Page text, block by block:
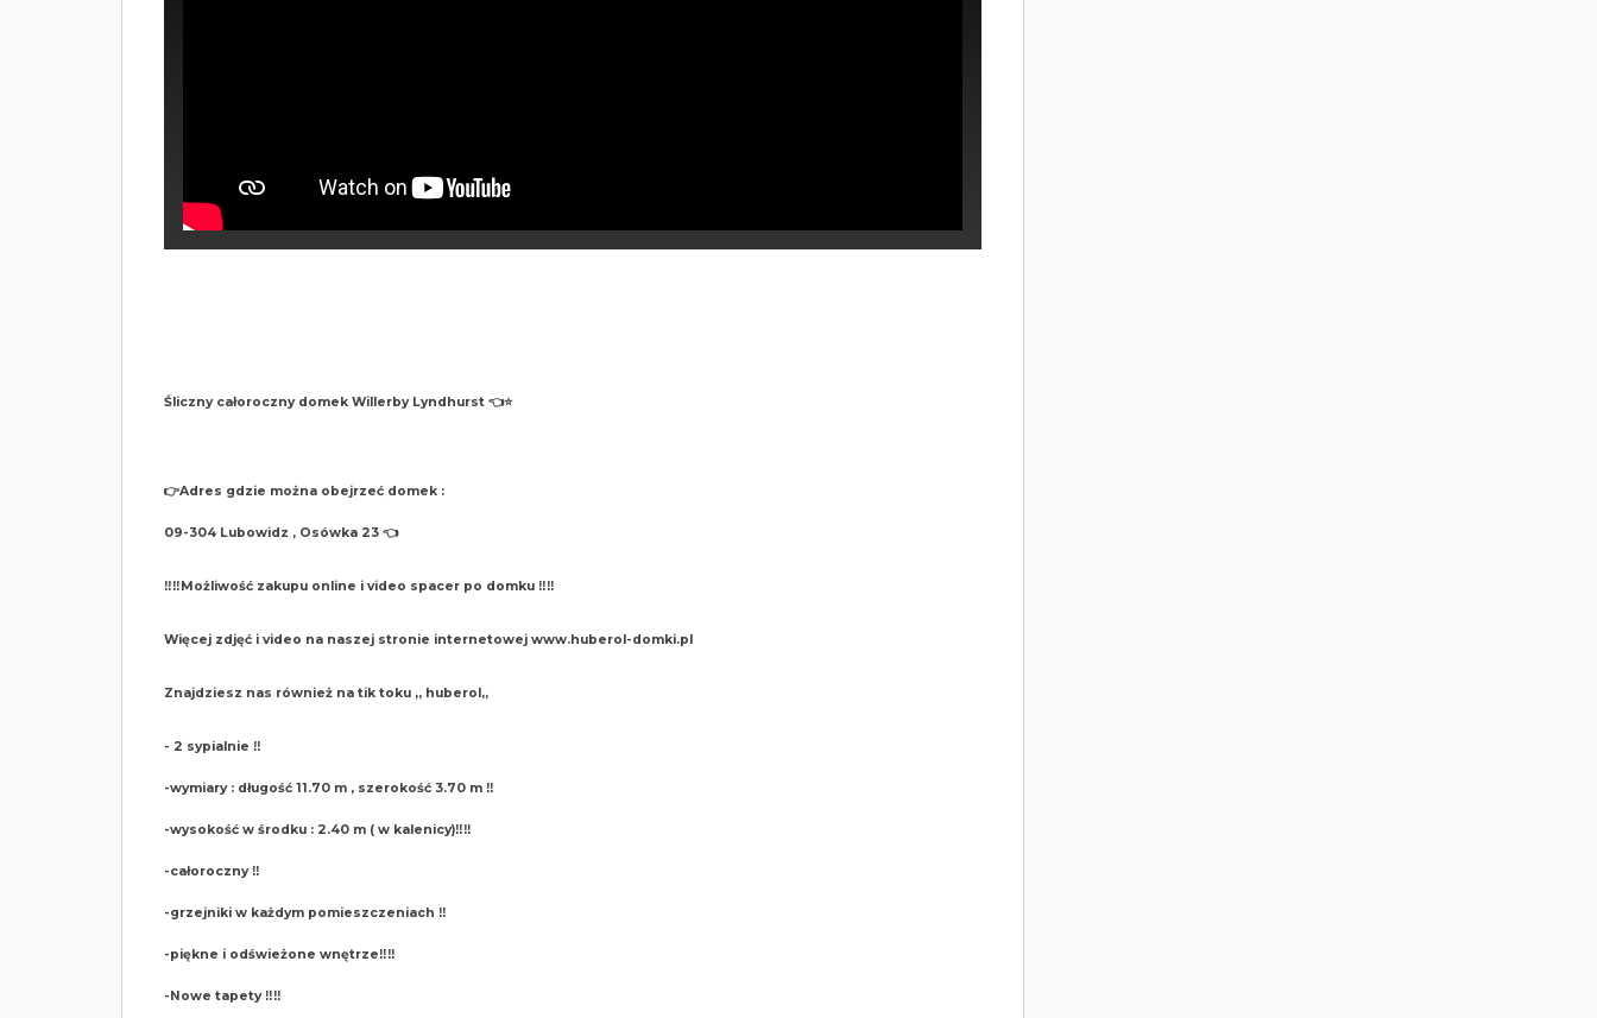
Śliczny całoroczny domek Willerby Lyndhurst 👈⭐️
👉Adres gdzie można obejrzeć domek :
09-304 Lubowidz , Osówka 23 👈
‼️‼️Możliwość zakupu online i video spacer po domku ‼️‼️
Więcej zdjęć i video na naszej stronie internetowej www.huberol-domki.pl
Znajdziesz nas również na tik toku ,, huberol,,
- 2 sypialnie ‼️
-wymiary : długość 11.70 m , szerokość 3.70 m ‼️
-wysokość w środku : 2.40 m ( w kalenicy)‼️‼️
-całoroczny ‼️
-grzejniki w każdym pomieszczeniach ‼️
-piękne i odświeżone wnętrze‼️‼️
-Nowe tapety ‼️‼️